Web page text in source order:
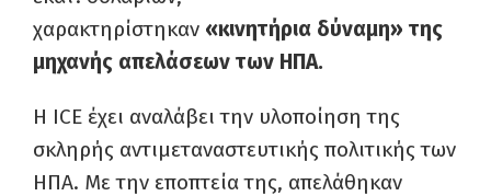
χαρακτηρίστηκαν «κινητήρια δύναμη» της
μηχανής απελάσεων των ΗΠΑ.
Η ICE έχει αναλάβει την υλοποίηση της
σκληρής αντιμεταναστευτικής πολιτικής των
ΗΠΑ. Με την εποπτεία της, απελάθηκαν